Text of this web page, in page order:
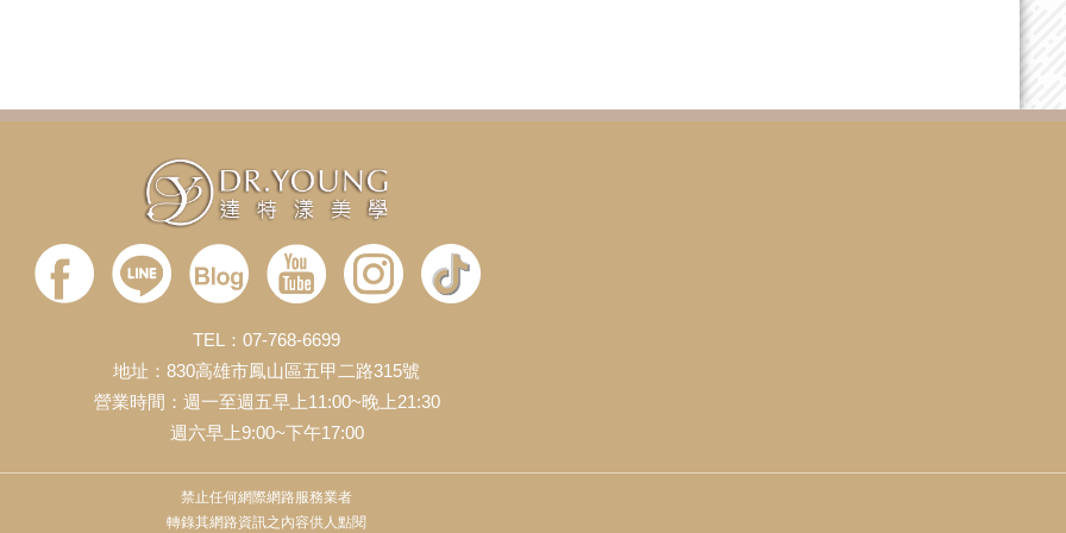
TEL：07-768-6699
地址：830高雄市鳳山區五甲二路315號
營業時間：週一至週五早上11:00~晚上21:30
週六早上9:00~下午17:00
禁止任何網際網路服務業者
轉錄其網路資訊之內容供人點閱